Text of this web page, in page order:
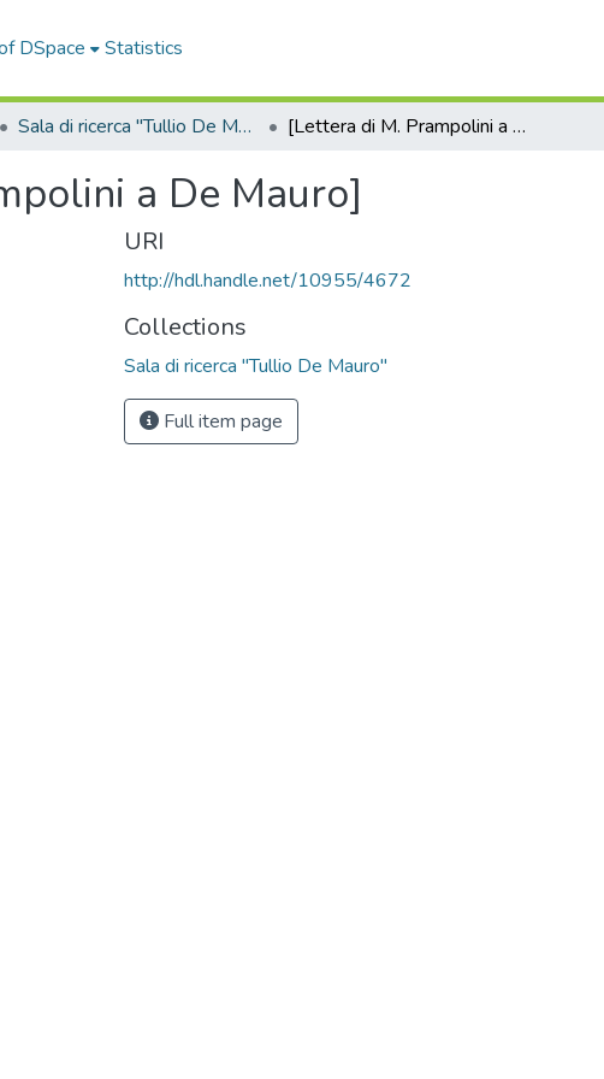
DSpace Statistics
Sala di ricerca "Tullio De Mauro" [Lettera di M. Prampolini a De Mauro]
a De Mauro]
URI
http://hdl.handle.net/10955/4672
Collections
Sala di ricerca "Tullio De Mauro"
Full item page